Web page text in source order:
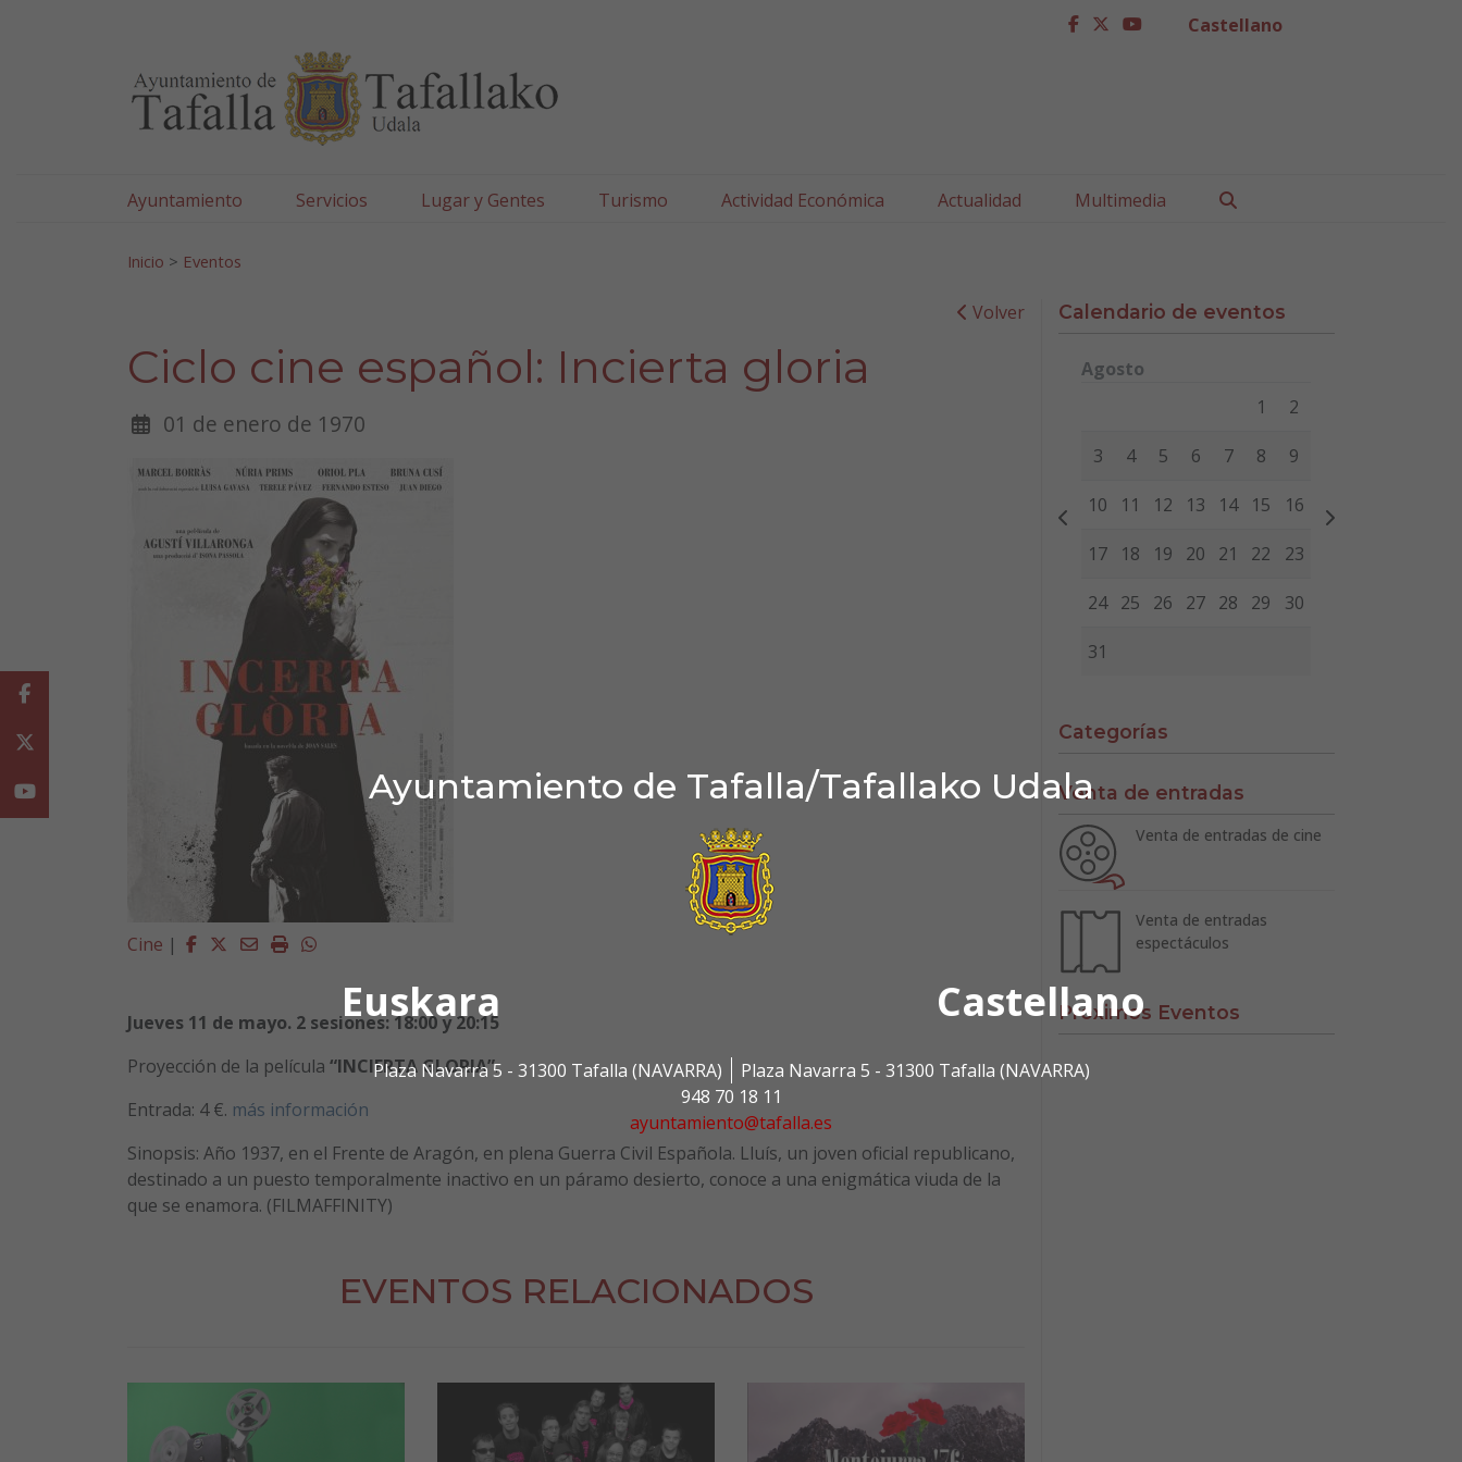
Ayuntamiento de Tafalla/Tafallako Udala
Euskara Castellano
Plaza Navarra 5 - 31300 Tafalla (NAVARRA)
Plaza Navarra 5 - 31300 Tafalla (NAVARRA)
948 70 18 11
ayuntamiento@tafalla.es
facebook
twitter
youtubeCastellano
Ayuntamiento Servicios Lugar y Gentes Turismo Actividad Económica Actualidad Multimedia
Inicio > Eventos
Volver
Ciclo cine español: Incierta gloria
01 de enero de 1970
Cine | Facebook
Twitter
EmailImprimirWhatsapp
Jueves 11 de mayo. 2 sesiones: 18:00 y 20:15
Proyección de la película “INCIERTA GLORIA”.
Entrada: 4 €. más información
Sinopsis: Año 1937, en el Frente de Aragón, en plena Guerra Civil Española. Lluís, un joven oficial republicano,
destinado a un puesto temporalmente inactivo en un páramo desierto, conoce a una enigmática viuda de la
que se enamora. (FILMAFFINITY)
EVENTOS RELACIONADOS
Calendario de eventos
Agosto
Miércoles Jueves
1 2
3 4 5 6 7 8 9
10 11 12 13 14 15 16
17 18 19 20 21 22 23
24 25 26 27 28 29 30
31
Categorías
Venta de entradas
Venta de entradas de cine
Venta de entradas
espectáculos
Próximos Eventos
Facebook
Youtube